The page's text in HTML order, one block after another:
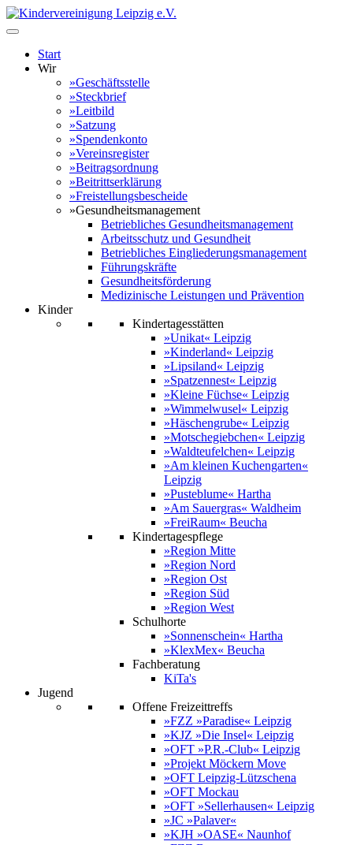
Start
Wir
»Geschäftsstelle
»Steckbrief
»Leitbild
»Satzung
»Spendenkonto
»Vereinsregister
»Beitragsordnung
»Beitrittserklärung
»Freistellungsbescheide
»Gesundheitsmanagement
Betriebliches Gesundheitsmanagement
Arbeitsschutz und Gesundheit
Betriebliches Eingliederungsmanagement
Führungskräfte
Gesundheitsförderung
Medizinische Leistungen und Prävention
Kinder
Kindertagesstätten
»Unikat« Leipzig
»Kinderland« Leipzig
»Lipsiland« Leipzig
»Spatzennest« Leipzig
»Kleine Füchse« Leipzig
»Wimmelwusel« Leipzig
»Häschengrube« Leipzig
»Motschegiebchen« Leipzig
»Waldteufelchen« Leipzig
»Am kleinen Kuchengarten«
Leipzig
»Pusteblume« Hartha
»Am Sauergras« Waldheim
»FreiRaum« Beucha
Kindertagespflege
»Region Mitte
»Region Nord
»Region Ost
»Region Süd
»Region West
Schulhorte
»Sonnenschein« Hartha
»KlexMex« Beucha
Fachberatung
KiTa's
Jugend
Offene Freizeittreffs
»FZZ »Paradise« Leipzig
»KJZ »Die Insel« Leipzig
»OFT »P.R.-Club« Leipzig
»Projekt Möckern Move
»OFT Leipzig-Lützschena
»OFT Mockau
»OFT »Sellerhausen« Leipzig
»JC »Palaver«
»KJH »OASE« Naunhof